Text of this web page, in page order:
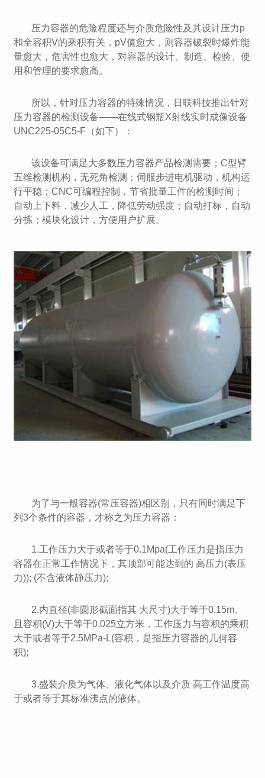
压力容器的危险程度还与介质危险性及其设计压力p
和全容积V的乘积有关，pV值愈大，则容器破裂时爆炸能
量愈大，危害性也愈大，对容器的设计、制造、检验、使
用和管理的要求愈高。
所以，针对压力容器的特殊情况，日联科技推出针对
压力容器的检测设备——在线式钢瓶X射线实时成像设备
UNC225-05C5-F（如下）：
该设备可满足大多数压力容器产品检测需要；C型臂
五维检测机构，无死角检测；伺服步进电机驱动，机构运
行平稳；CNC可编程控制，节省批量工件的检测时间；
自动上下料，减少人工，降低劳动强度；自动打标，自动
分拣；模块化设计，方便用户扩展。
为了与一般容器(常压容器)相区别，只有同时满足下
列3个条件的容器，才称之为压力容器：
1.工作压力大于或者等于0.1Mpa(工作压力是指压力
容器在正常工作情况下，其顶部可能达到的 高压力(表压
力)); (不含液体静压力);
2.内直径(非圆形截面指其 大尺寸)大于等于0.15m。
且容积(V)大于等于0.025立方米，工作压力与容积的乘积
大于或者等于2.5MPa-L(容积，是指压力容器的几何容
积);
3.盛装介质为气体、液化气体以及介质 高工作温度高
于或者等于其标准沸点的液体。